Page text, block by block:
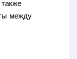
между